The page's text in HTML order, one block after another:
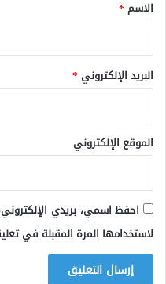
الاسم *
البريد الإلكتروني *
الموقع الإلكتروني
احفظ اسمي، بريدي
لاستخدامها المرة المقبلة في